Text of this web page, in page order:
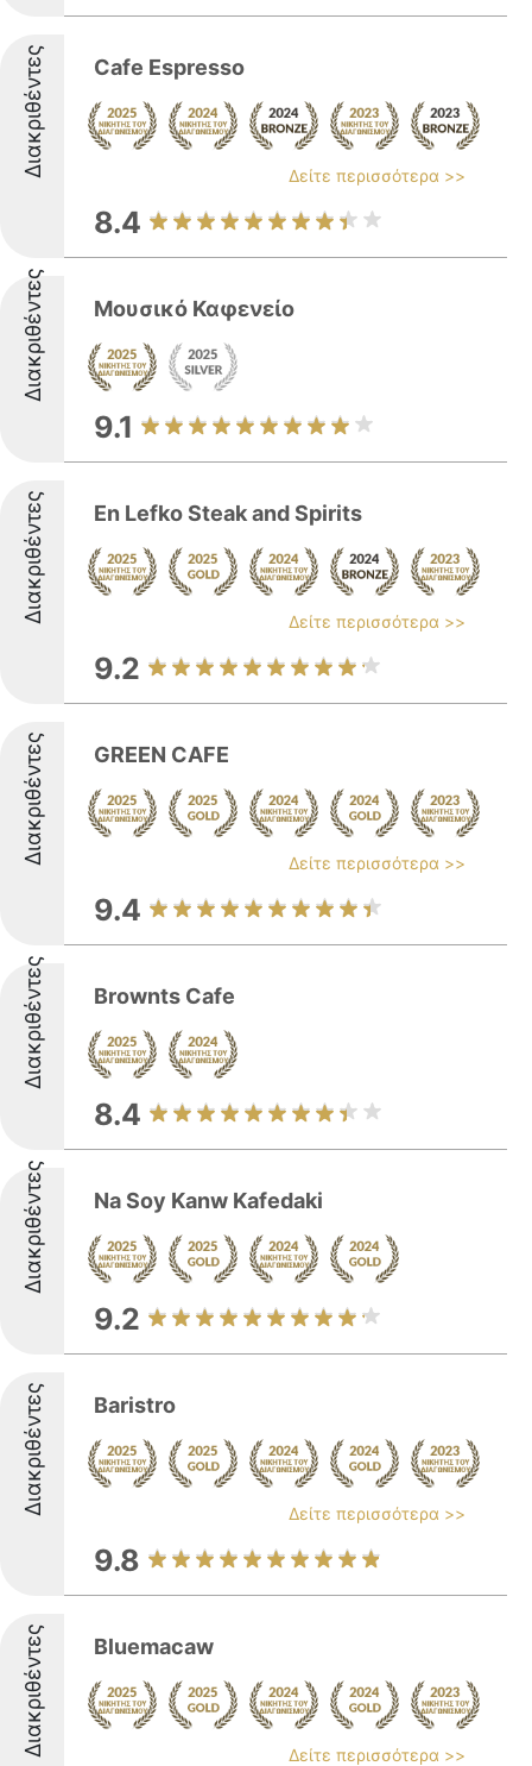
Διακριθέντες Cafe Espresso
Δείτε περισσότερα >>
8.4
Διακριθέντες Μουσικό Καφενείο
9.1
Διακριθέντες En Lefko Steak and Spirits
Δείτε περισσότερα >>
9.2
Διακριθέντες GREEN CAFE
Δείτε περισσότερα >>
9.4
Διακριθέντες Brownts Cafe
8.4
Διακριθέντες Na Soy Kanw Kafedaki
9.2
Διακριθέντες Baristro
Δείτε περισσότερα >>
9.8
Διακριθέντες Bluemacaw
Δείτε περισσότερα >>